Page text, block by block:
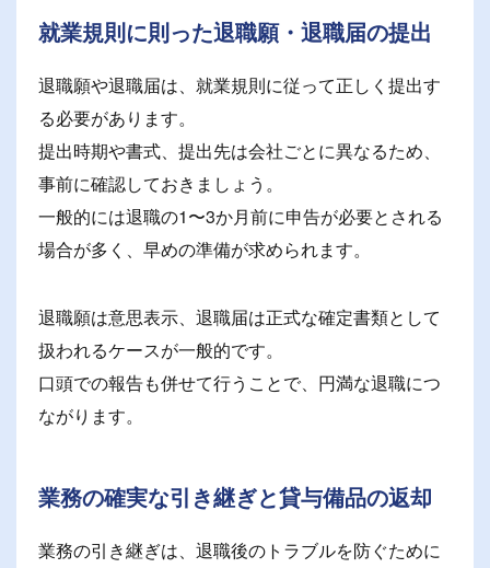
就業規則に則った退職願・退職届の提出
退職願や退職届は、就業規則に従って正しく提出す
る必要があります。
提出時期や書式、提出先は会社ごとに異なるため、
事前に確認しておきましょう。
一般的には退職の1〜3か月前に申告が必要とされる
場合が多く、早めの準備が求められます。
退職願は意思表示、退職届は正式な確定書類として
扱われるケースが一般的です。
口頭での報告も併せて行うことで、円満な退職につ
ながります。
業務の確実な引き継ぎと貸与備品の返却
業務の引き継ぎは、退職後のトラブルを防ぐために